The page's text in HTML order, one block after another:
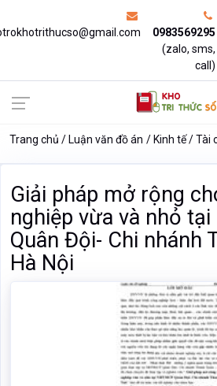
0983569295
(zalo, sms,
call)
Trang chủ Luận văn đồ án Kinh tế Tài
Giải pháp mở rộng
nghiệp vừa và nhỏ tại
Quân Đội- Chi nhánh
Hà Nội